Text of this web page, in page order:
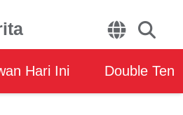
Hari Ini Double Ten